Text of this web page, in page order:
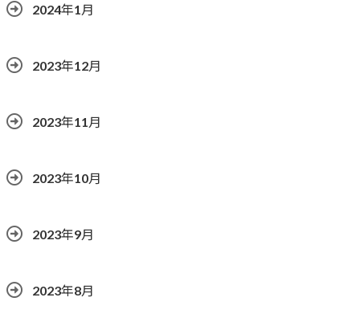
2024年1月
2023年12月
2023年11月
2023年10月
2023年9月
2023年8月